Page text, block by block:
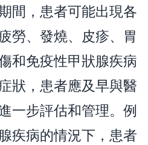
間，患者可能出現各
勞、發燒、皮疹、胃
和免疫性甲狀腺疾病
狀，患者應及早與醫
一步評估和管理。例
疾病的情況下，患者